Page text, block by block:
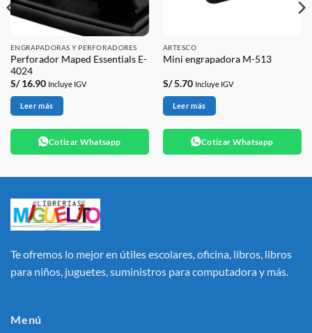
ENGRAPADORAS Y PERFORADORES
Perforador Maped Essentials E-
4024
S/16.90 Incluye IGV
Leer más
Cotizar Whatsapp
ARTESCO
Mini engrapadora M-513
S/5.70 Incluye IGV
Leer más
Cotizar Whatsapp
Te ofremos lo mejor en útiles escolares, oficina, libros, libros
para niños, juguetes, suministros para computadora y más.
Menú